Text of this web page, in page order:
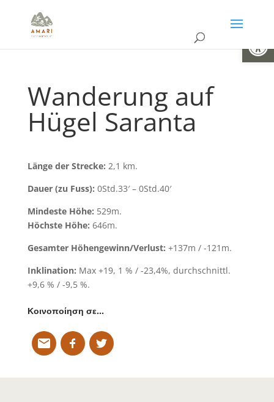
Wanderung auf
Hügel Saranta
Länge der Strecke: 2,1 km.
Dauer (zu Fuss): 0Std.33′ – 0Std.40′
Mindeste Höhe: 529m.
Höchste Höhe: 646m.
Gesamter Höhengewinn/Verlust: +137m / -121m.
Inklination: Max +19, 1 % / -23,4%, durchschnittl.
+9,6 % / -9,5 %.
Κοινοποίηση σε…